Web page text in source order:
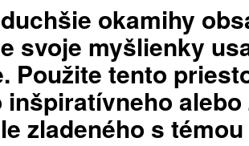
okamihy
svoje myšlienky
Použite tento
zladeného s